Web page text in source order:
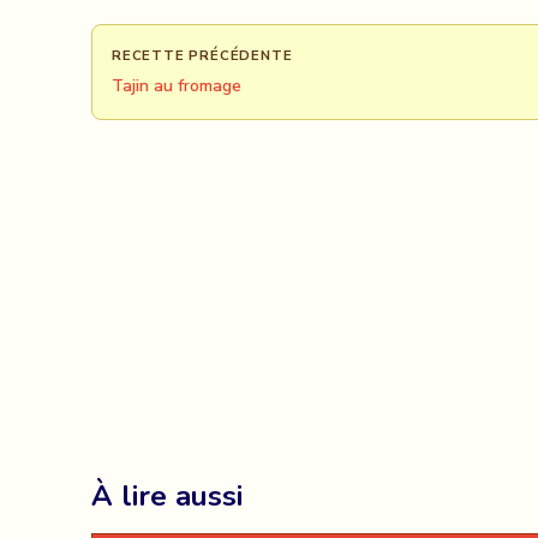
RECETTE PRÉCÉDENTE
Tajin au fromage
À lire aussi